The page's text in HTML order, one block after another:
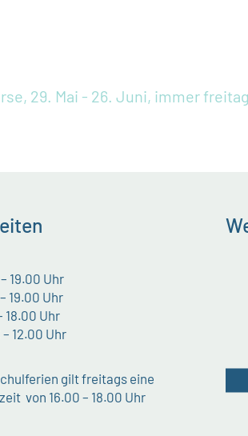
29. Mai - 26. Juni, immer
19.00 Uhr
19.00 Uhr
Uhr
12.00 Uhr
gilt freitags eine
von 16.00 – 18.00 Uhr